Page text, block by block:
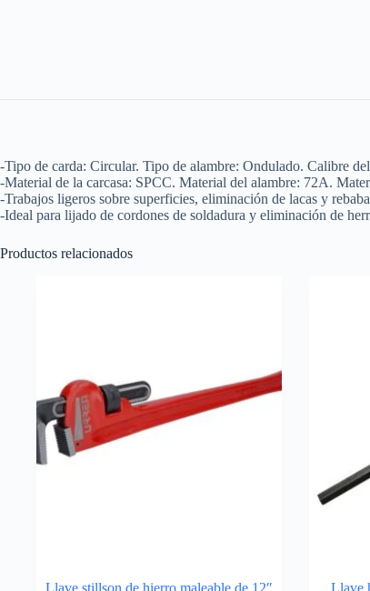
1/4"
-Tipo de carda: Circular. Tipo de alambre: Ondulado. Calibre
-Material de la carcasa: SPCC. Material del alambre: 72A.
-Trabajos ligeros sobre superficies, eliminación de lacas y
-Ideal para lijado de cordones de soldadura y eliminación de
Productos relacionados
Llave stillson de hierro maleable de 12″ Llave